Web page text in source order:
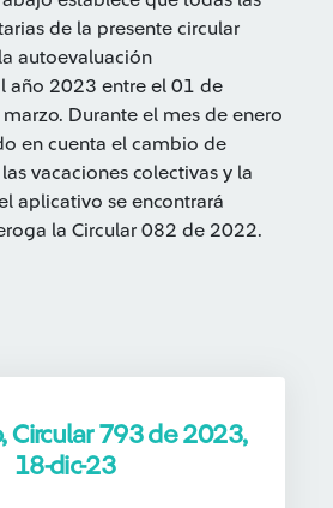
de la presente circular
autoevaluación
año 2023 entre el 01 de
Durante el mes de enero
en cuenta el cambio de
vacaciones colectivas y la
aplicativo se encontrará
la Circular 082 de 2022.
Circular 793 de 2023,
18-dic-23